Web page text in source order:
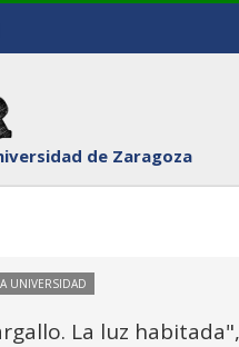
de Zaragoza
UNIVERSIDAD
La luz